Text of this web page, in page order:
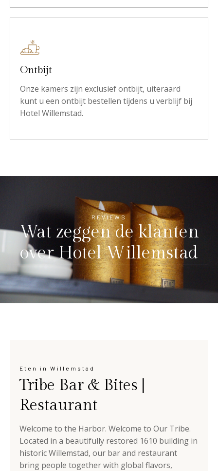
Ontbijt
Onze kamers zijn exclusief ontbijt, uiteraard
kunt u een ontbijt bestellen tijdens u verblijf bij
Hotel Willemstad.
REVIEWS
Wat zeggen de klanten
over Hotel Willemstad
Eten in Willemstad
Tribe Bar & Bites |
Restaurant
Welcome to the Harbor. Welcome to Our Tribe.
Located in a beautifully restored 1610 building in
historic Willemstad, our bar and restaurant
bring people together with global flavors,